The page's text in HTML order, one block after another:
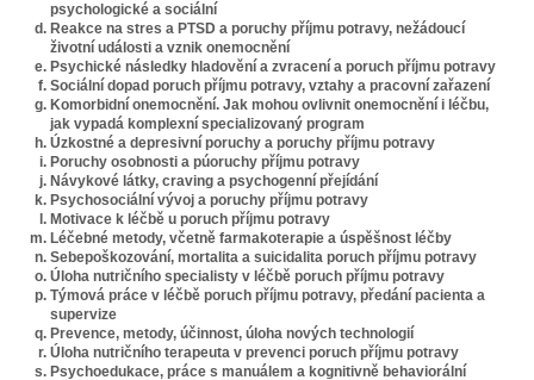
psychologické a sociální
Reakce na stres a PTSD a poruchy příjmu potravy, nežádoucí
životní události a vznik onemocnění
Psychické následky hladovění a zvracení a poruch příjmu potravy
Sociální dopad poruch příjmu potravy, vztahy a pracovní zařazení
Komorbidní onemocnění. Jak mohou ovlivnit onemocnění i léčbu,
jak vypadá komplexní specializovaný program
Úzkostné a depresivní poruchy a poruchy příjmu potravy
Poruchy osobnosti a púoruchy příjmu potravy
Návykové látky, craving a psychogenní přejídání
Psychosociální vývoj a poruchy příjmu potravy
Motivace k léčbě u poruch příjmu potravy
Léčebné metody, včetně farmakoterapie a úspěšnost léčby
Sebepoškozování, mortalita a suicidalita poruch příjmu potravy
Úloha nutričního specialisty v léčbě poruch příjmu potravy
Týmová práce v léčbě poruch příjmu potravy, předání pacienta a
supervize
Prevence, metody, účinnost, úloha nových technologií
Úloha nutričního terapeuta v prevenci poruch příjmu potravy
Psychoedukace, práce s manuálem a kognitivně behaviorální